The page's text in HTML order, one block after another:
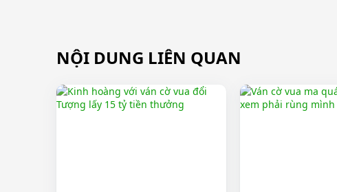
NỘI DUNG LIÊN QUAN